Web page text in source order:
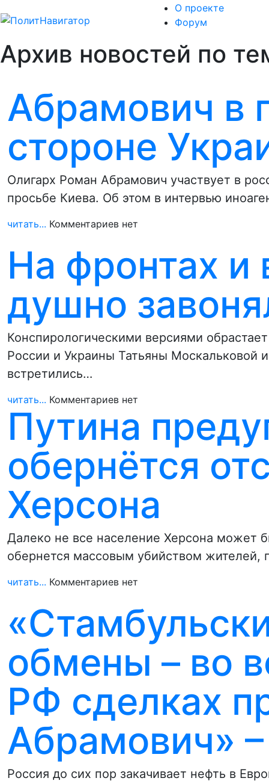
О проекте
Форум
Архив новостей по
Абрамович в
стороне
Олигарх Роман Абрамович участвует в
просьбе Киева. Об этом в интервью
читать... Комментариев нет
На фронтах и
душно
Конспирологическими версиями
России и Украины Татьяны
встретились…
читать... Комментариев нет
Путина
обернётся
Херсона
Далеко не все население Херсона может
обернется массовым убийством
читать... Комментариев нет
обмены – во
РФ сделках
Абрамович»
Россия до сих пор закачивает нефть в